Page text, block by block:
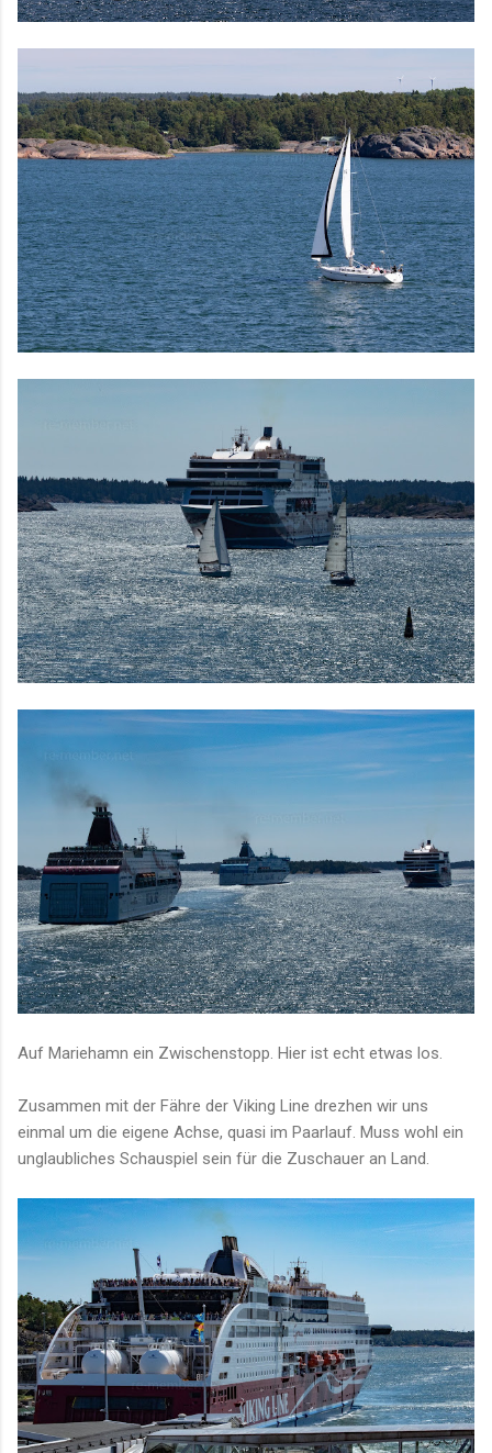
Auf Mariehamn ein Zwischenstopp. Hier ist echt etwas los.
Zusammen mit der Fähre der Viking Line drezhen wir uns
einmal um die eigene Achse, quasi im Paarlauf. Muss wohl ein
unglaubliches Schauspiel sein für die Zuschauer an Land.